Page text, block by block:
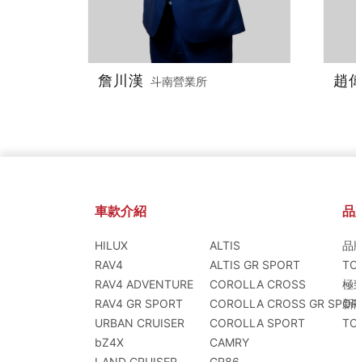
詹川漢 斗南營業所 趙
車款介紹
HILUX
RAV4
RAV4 ADVENTURE
RAV4 GR SPORT
URBAN CRUISER
bZ4X
ALTIS
ALTIS GR SPORT
COROLLA CROSS
COROLLA CROSS GR
COROLLA SPORT
CAMRY
品
極